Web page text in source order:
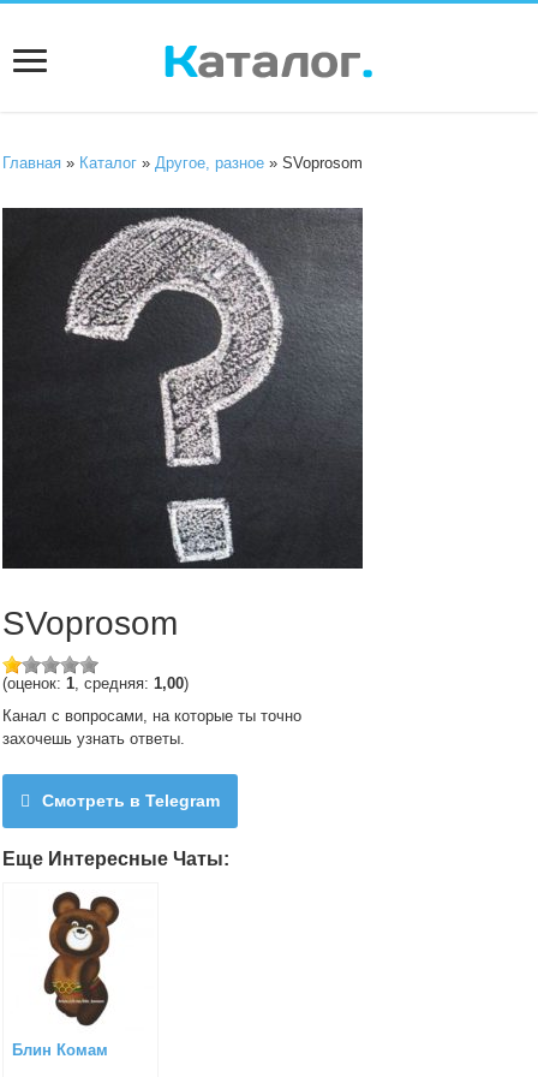
Главная » Каталог » Другое, разное » SVoprosom
SVoprosom
(оценок:1, средняя:1,00)
Канал с вопросами, на которые ты точно
захочешь узнать ответы.
Смотреть в Telegram
Еще Интересные Чаты:
Блин Комам